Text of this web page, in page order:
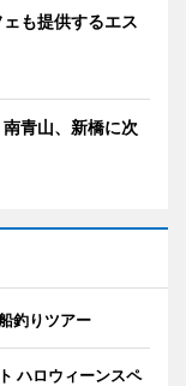
も提供するエス
青山、新橋に次
釣りツアー
ハロウィーンスペ